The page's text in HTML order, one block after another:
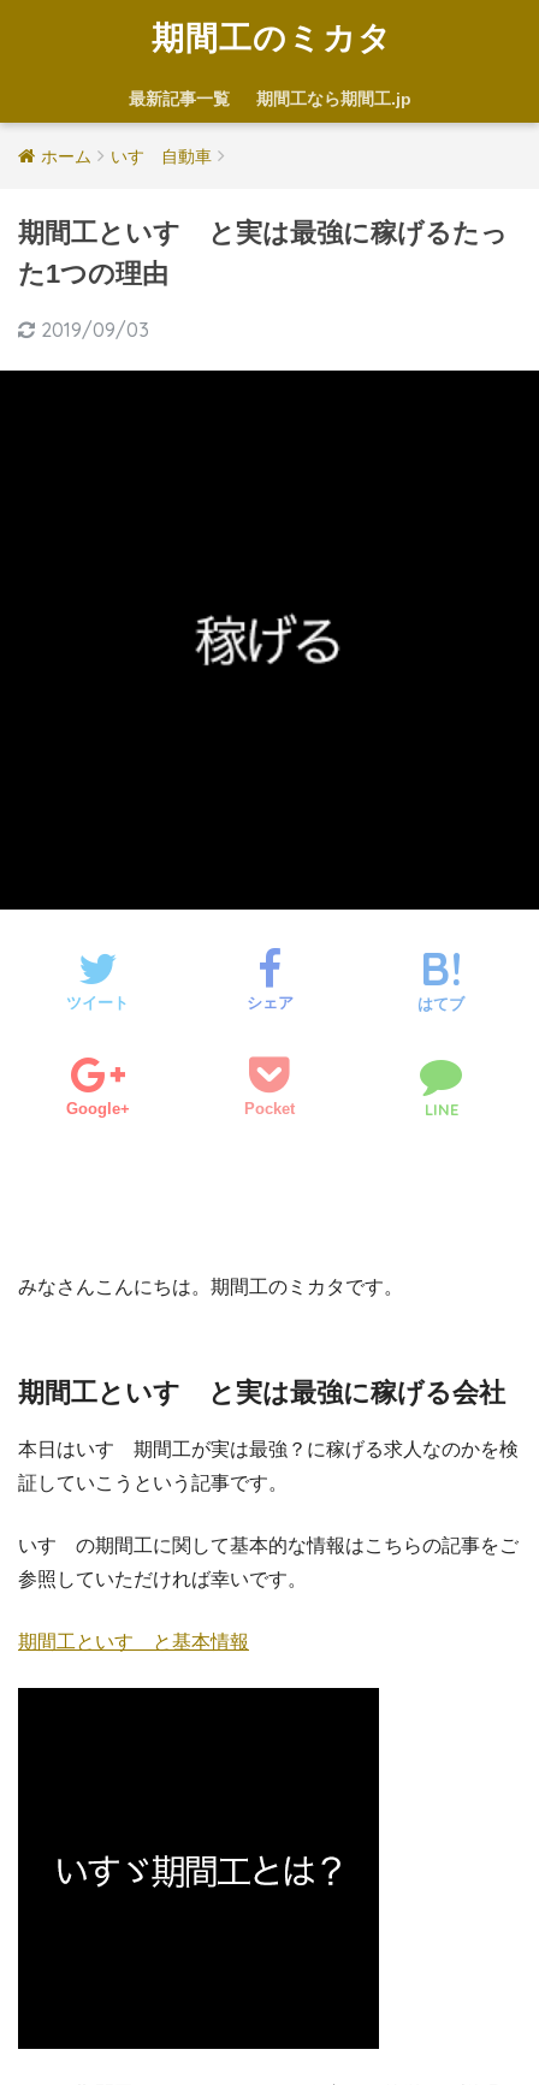
期間工のミカタ
最新記事一覧 期間工なら期間工.jp
ホーム いすゞ自動車
期間工といすゞと実は最強に稼げるたっ
た1つの理由
2019/09/03
ツイート シェア はてブ
Google+ Pocket LINE
みなさんこんにちは。期間工のミカタです。
期間工といすゞと実は最強に稼げる会社
本日はいすゞ期間工が実は最強？に稼げる求人なのかを検
証していこうという記事です。
いすゞの期間工に関して基本的な情報はこちらの記事をご
参照していただければ幸いです。
期間工といすゞと基本情報